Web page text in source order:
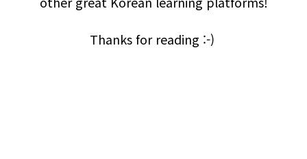
Thanks for reading :-)